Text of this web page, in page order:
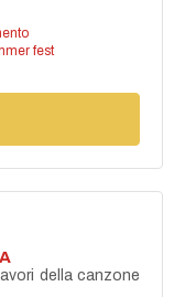
fest
della canzone